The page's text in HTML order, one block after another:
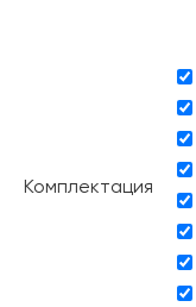
Комплектация